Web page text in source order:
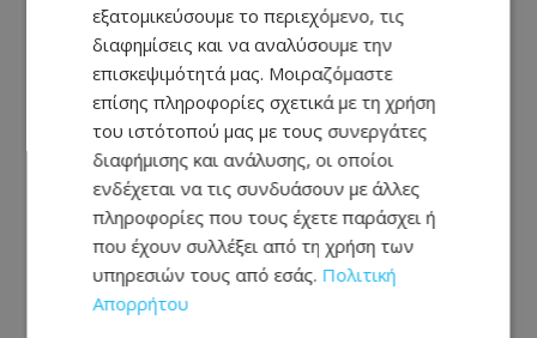
Κυπριακό: Τα «αγκάθια» που θα
κρίνουν τις εξελίξεις και οι διαφωνίες
πριν από την κρίσιμη συνάντηση
εξατομικεύσουμε το περιεχόμενο, τις
διαφημίσεις και να αναλύσουμε την
επισκεψιμότητά μας. Μοιραζόμαστε
επίσης πληροφορίες σχετικά με τη χρήση
του ιστότοπού μας με τους συνεργάτες
διαφήμισης και ανάλυσης, οι οποίοι
ενδέχεται να τις συνδυάσουν με άλλες
πληροφορίες που τους έχετε παράσχει ή
που έχουν συλλέξει από τη χρήση των
υπηρεσιών τους από εσάς. Πολιτική
Απορρήτου